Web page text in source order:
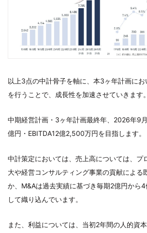
以上3点の中計骨子を軸に、本3ヶ年計画に
を行うことで、成長性を加速させていきます。
中期経営計画・3ヶ年計画最終年、2026年9
億円・EBITDA12億2,500万円を目指します。
中計策定においては、売上高については、プ
大や経営コンサルティング事業の貢献による
か、M&Aは過去実績に基づき毎期2億円から
して織り込んでいます。
また、利益については、当初2年間の人的資